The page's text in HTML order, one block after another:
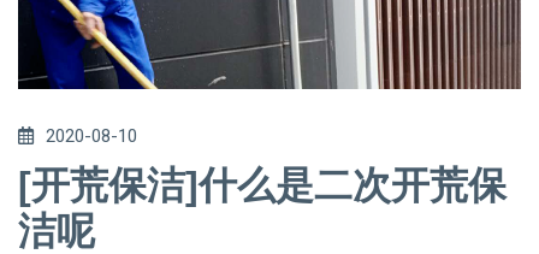
2020-08-10
[开荒保洁]什么是二次开荒保
洁呢